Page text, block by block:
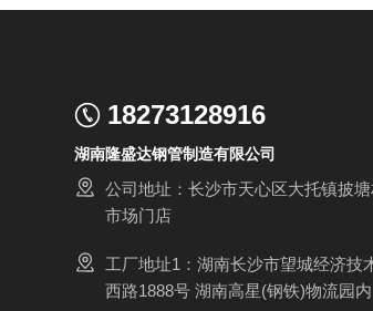
18273128916
湖南隆盛达钢管制造有限公司
公司地址：长沙市天心区大托镇披
市场门店
工厂地址1：湖南长沙市望城经济技
西路1888号 湖南高星(钢铁)物流园内